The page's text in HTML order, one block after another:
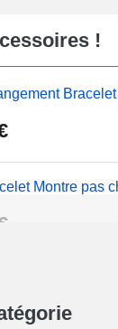
!
Montre pas